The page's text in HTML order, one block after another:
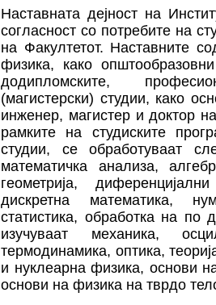
Наставната дејност на
согласност со потребите на
на Факултетот. Наставните
физика, како
додипломските,
(магистерски) студии, како
инженер, магистер и доктор
рамките на студиските
студии, се обработуваат
математичка анализа,
геометрија,
дискретна математика,
статистика, обработка на
изучуваат механика,
термодинамика, оптика,
и нуклеарна физика, основи
основи на физика на тврдо